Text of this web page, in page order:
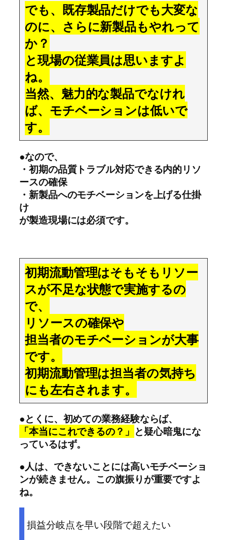
でも、既存製品だけでも大変な
のに、さらに新製品もやれって
か？
と現場の従業員は思いますよ
ね。
当然、魅力的な製品でなけれ
ば、モチベーションは低いで
す。
●なので、
・初期の品質トラブル対応できる内的リソ
ースの確保
・新製品へのモチベーションを上げる仕掛
け
が製造現場には必須です。
初期流動管理はそもそもリソー
スが不足な状態で実施するの
で、
リソースの確保や
担当者のモチベーションが大事
です。
初期流動管理は担当者の気持ち
にも左右されます。
●とくに、初めての業務経験ならば、
「本当にこれできるの？」 と疑心暗鬼にな
っているはず。
●人は、できないことには高いモチベーショ
ンが続きません。この旗振りが重要ですよ
ね。
損益分岐点を早い段階で超えたい